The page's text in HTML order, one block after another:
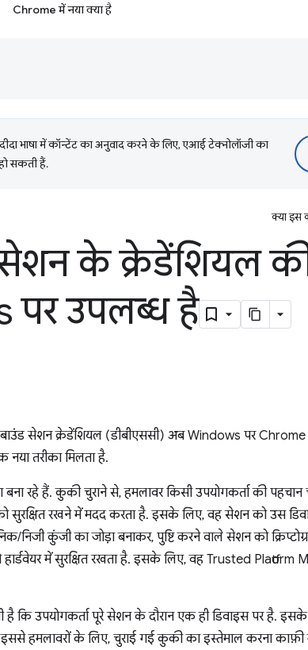
Chrome में नया क्या है
भाषा में कॉन्टेंट का अनुवाद करने के लिए, एआई टेक्नोलॉजी का
सकती हैं.
क्या इस
सेशन के क्रेडेंशियल
उपलब्ध है
बाउंड सेशन क्रेडेंशियल (डीबीएससी) अब Windows पर
तरीका मिलता है.
रहे हैं. कुकी चुराने से, हमलावर किसी उपयोगकर्ता की
सुरक्षित रखने में मदद करता है. इसके लिए, वह सेशन को उस
निजी कुंजी का जोड़ा बनाकर, पुष्टि करने वाले सेशन को
में सुरक्षित रखता है. इसके लिए, वह Trusted Platform
है कि उपयोगकर्ता पूरे सेशन के दौरान एक ही डिवाइस पर है.
इससे हमलावरों के लिए, चुराई गई कुकी का इस्तेमाल करना